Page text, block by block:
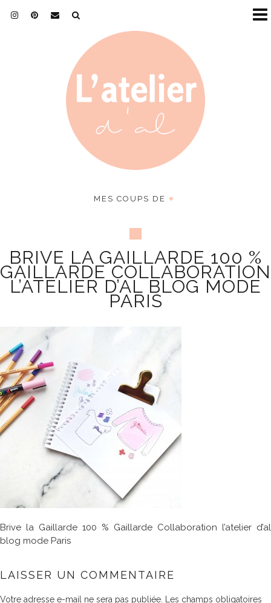
MES COUPS DE ♥
BRIVE LA GAILLARDE 100 %
GAILLARDE COLLABORATION
L’ATELIER D’AL BLOG MODE
PARIS
Brive la Gaillarde 100 % Gaillarde Collaboration l’atelier d’al
blog mode Paris
LAISSER UN COMMENTAIRE
Votre adresse e-mail ne sera pas publiée.
Les champs obligatoires